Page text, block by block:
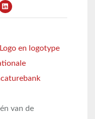
van de